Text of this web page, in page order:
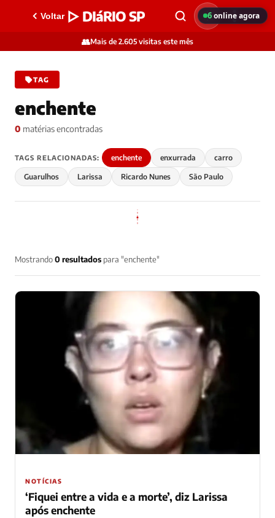
Voltar ▷ DIáRIO SP
👥Mais de 2.605 visitas este mês
TAG
enchente
0 matérias encontradas
TAGS RELACIONADAS: enchente enxurrada carro
Guarulhos Larissa Ricardo Nunes São Paulo
Mostrando0 resultados para "enchente"
NOTÍCIAS
‘Fiquei entre a vida e a morte’, diz Larissa
após enchente
6online agora